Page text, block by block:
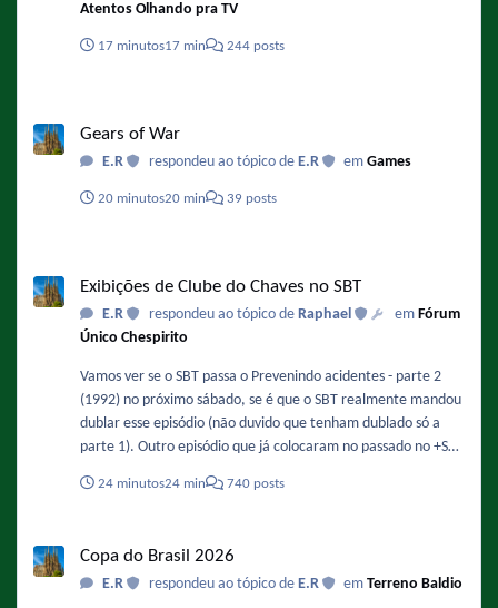
Atentos Olhando pra TV
17 minutos17 min 244 posts
Gears of War
E.R respondeu ao tópico de E.R emGames
20 minutos20 min 39 posts
Exibições de Clube do Chaves no SBT
E.R respondeu ao tópico de Raphael emFórum
Único Chespirito
Vamos ver se o SBT passa o Prevenindo acidentes - parte 2
(1992) no próximo sábado, se é que o SBT realmente mandou
dublar esse episódio (não duvido que tenham dublado só a
parte 1). Outro episódio que já colocaram no passado no +SBT
24 minutos24 min 740 posts
Copa do Brasil 2026
E.R respondeu ao tópico de E.R emTerreno Baldio